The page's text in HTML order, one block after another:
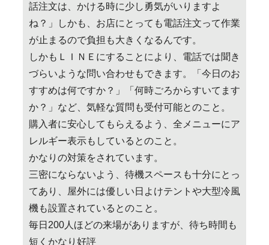
話注文は、かける時に少し勇気がいりますよ
ね？」しかも、お店にとっても電話注文って作業
が止まるので負担も大きくなるんです。
しかもＬＩＮＥにすることにより、電話では聞き
づらいような問い合わせもできます。「今日のお
すすめは何ですか？」「何時ごろからすいてます
か？」など、気軽な質問も受付可能とのこと。
購入者に安心してもらえるよう、全メニューにア
レルギー表示もしているとのこと。
かなりの対策をされています。
三密にならないよう、待機スペースも十分にとっ
てあり、屋外には優しい日よけテントや大型冷風
機も設置されているとのこと。
毎日200人ほどの来場がありますが、待ち時間も
短くかなり好評